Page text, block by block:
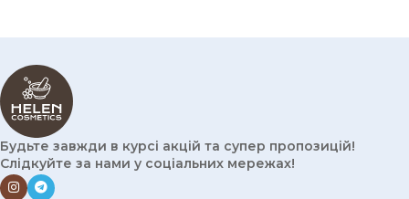
Будьте завжди в курсі акцій та супер пропозицій!
Слідкуйте за нами у соціальних мережах!